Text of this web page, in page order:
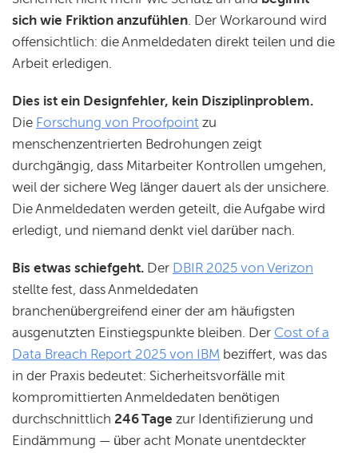
sich wie Friktion anzufühlen . Der Workaround wird
offensichtlich: die Anmeldedaten direkt teilen und die
Arbeit erledigen.
Dies ist ein Designfehler, kein Disziplinproblem.
Die Forschung von Proofpoint zu
menschenzentrierten Bedrohungen zeigt
durchgängig, dass Mitarbeiter Kontrollen umgehen,
weil der sichere Weg länger dauert als der unsichere.
Die Anmeldedaten werden geteilt, die Aufgabe wird
erledigt, und niemand denkt viel darüber nach.
Bis etwas schiefgeht. Der DBIR 2025 von Verizon
stellte fest, dass Anmeldedaten
branchenübergreifend einer der am häufigsten
ausgenutzten Einstiegspunkte bleiben. Der Cost of a
Data Breach Report 2025 von IBM beziffert, was das
in der Praxis bedeutet: Sicherheitsvorfälle mit
kompromittierten Anmeldedaten benötigen
durchschnittlich 246 Tage zur Identifizierung und
Eindämmung — über acht Monate unentdeckter